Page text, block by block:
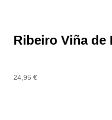
Ribeiro Viña de
24,95€